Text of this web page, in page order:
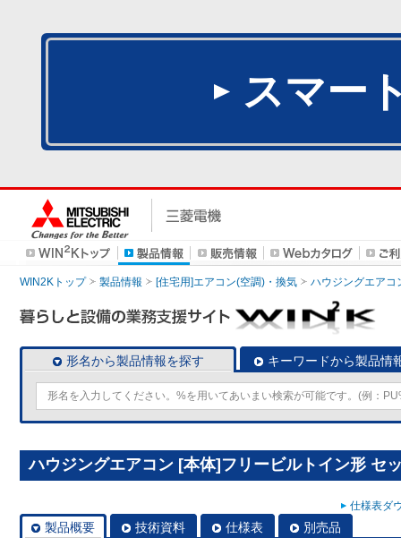
スマー
WIN2Kトップ 製品情報 [住宅用]エアコン(空調)・換気 ハウジングエアコ
形名から製品情報を探す キーワードから製品情
ハウジングエアコン [本体]フリービルトイン形 セ
仕様表ダ
製品概要 技術資料 仕様表 別売品